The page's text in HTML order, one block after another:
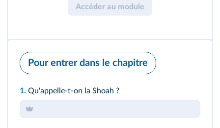
Accéder au module
Pour entrer dans le chapitre
1. Qu'appelle-t-on la Shoah ?